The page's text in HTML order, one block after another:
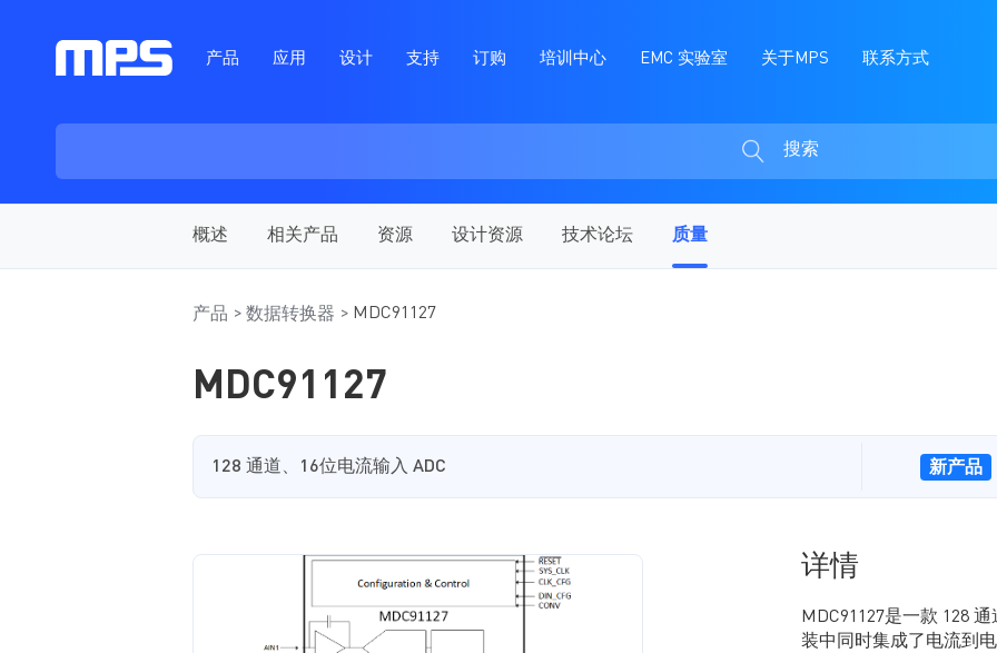
产品 应用 设计 支持 订购 培训中心 EMC 实验室 关于MPS 联系方式
搜索
概述 相关产品 资源 设计资源 技术论坛 质量
产品 数据转换器 MDC91127
MDC91127
128 通道、16位电流输入 ADC 新产品
详情
MDC91127是一款 128
装中同时集成了电流到